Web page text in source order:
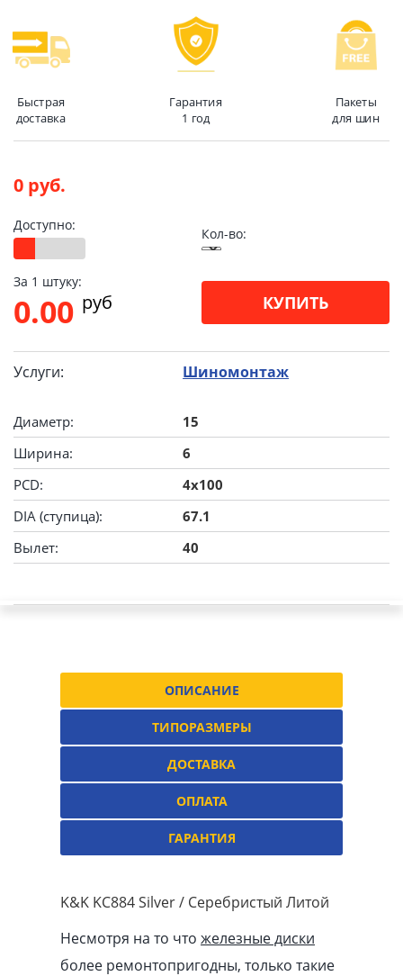
Быстрая
доставка
Гарантия
1 год
Пакеты
для шин
0 руб.
Доступно:
Кол-во:
За 1 штуку:
0.00 pуб КУПИТЬ
Услуги: Шиномонтаж
Диаметр:
15
Ширина:
6
PCD:
4x100
DIA (ступица):
67.1
Вылет:
40
ОПИСАНИЕ
ТИПОРАЗМЕРЫ
ДОСТАВКА
ОПЛАТА
ГАРАНТИЯ
K&K KC884 Silver / Серебристый Литой
Несмотря на то что железные диски
более ремонтопригодны, только такие